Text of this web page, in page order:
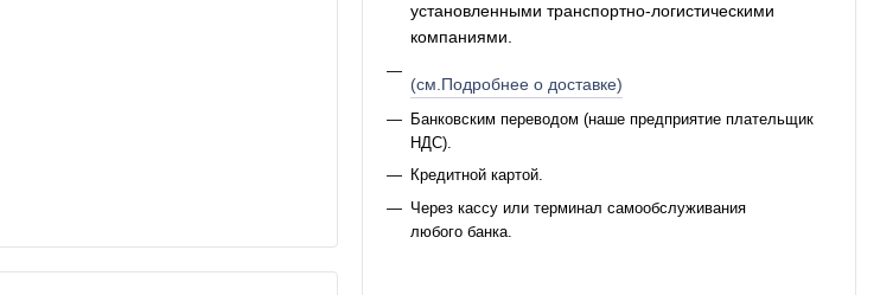
установленными транспортно-логистическими
компаниями.
(см.Подробнее о доставке)
Банковским переводом (наше предприятие плательщик
НДС).
Кредитной картой.
Через кассу или терминал самообслуживания
любого банка.